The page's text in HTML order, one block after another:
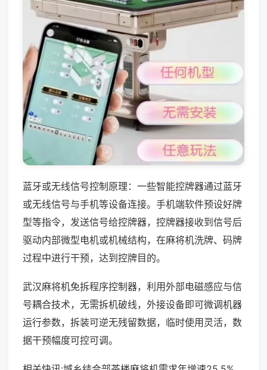
蓝牙或无线信号控制原理：一些智能控牌器通过蓝牙
或无线信号与手机等设备连接。手机端软件预设好牌
型等指令，发送信号给控牌器，控牌器接收到信号后
驱动内部微型电机或机械结构，在麻将机洗牌、码牌
过程中进行干预，达到控牌目的。
武汉麻将机免拆程序控制器，利用外部电磁感应与信
号耦合技术，无需拆机破线，外接设备即可微调机器
运行参数，拆装可逆无残留数据，临时使用灵活，数
据干预幅度可控可调。